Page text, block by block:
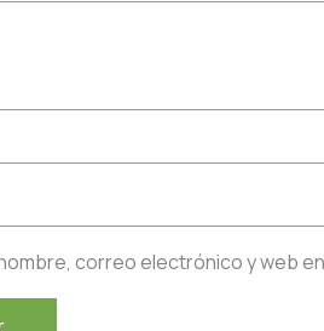
correo electrónico y web